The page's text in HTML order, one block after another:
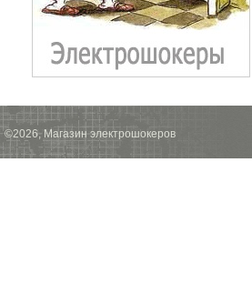
©2026, Магазин электрошокеров